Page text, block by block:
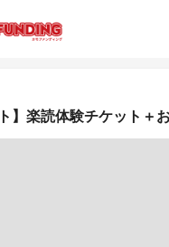
】楽読体験チケット＋